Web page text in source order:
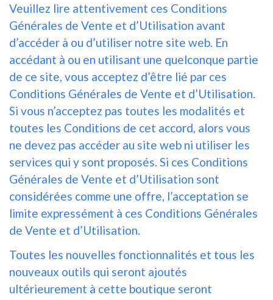
Veuillez lire attentivement ces Conditions
Générales de Vente et d’Utilisation avant
d’accéder à ou d’utiliser notre site web. En
accédant à ou en utilisant une quelconque partie
de ce site, vous acceptez d’être lié par ces
Conditions Générales de Vente et d’Utilisation.
Si vous n’acceptez pas toutes les modalités et
toutes les Conditions de cet accord, alors vous
ne devez pas accéder au site web ni utiliser les
services qui y sont proposés. Si ces Conditions
Générales de Vente et d’Utilisation sont
considérées comme une offre, l’acceptation se
limite expressément à ces Conditions Générales
de Vente et d’Utilisation.
Toutes les nouvelles fonctionnalités et tous les
nouveaux outils qui seront ajoutés
ultérieurement à cette boutique seront